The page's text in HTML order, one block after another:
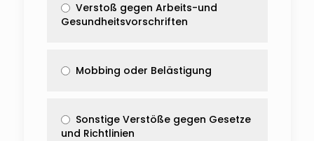
Verstoß gegen Arbeits-und
Gesundheitsvorschriften
Mobbing oder Belästigung
Sonstige Verstöße gegen Gesetze
und Richtlinien